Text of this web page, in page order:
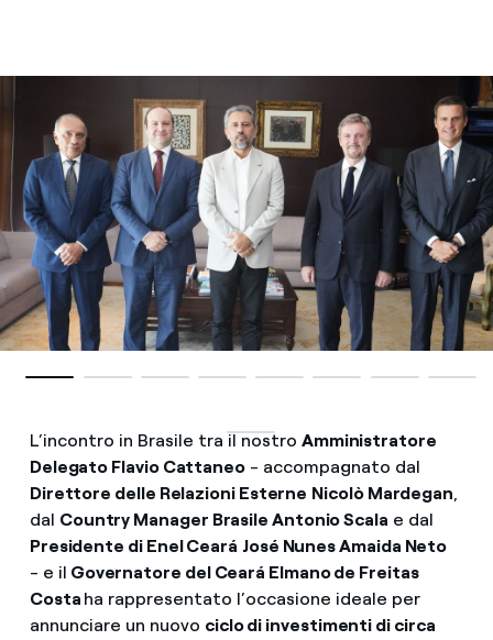
L’incontro in Brasile tra il nostro Amministratore
Delegato Flavio Cattaneo- accompagnato dal
Direttore delle Relazioni Esterne Nicolò Mardegan,
dal Country Manager Brasile Antonio Scala e dal
Presidente di Enel Ceará José Nunes Amaida Neto
- e il Governatore del Ceará Elmano de Freitas
Costa ha rappresentato l’occasione ideale per
annunciare un nuovo ciclo di investimenti di circa